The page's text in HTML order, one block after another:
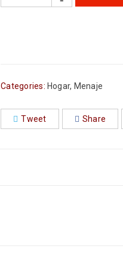
Categories: Hogar, Menaje
Tweet Share